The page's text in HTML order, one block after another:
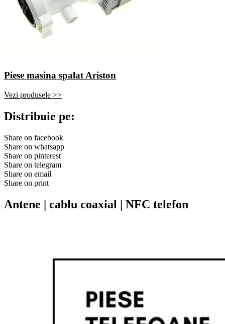
Piese masina spalat Ariston
Vezi produsele >>
Distribuie pe:
Share on facebook
Share on whatsapp
Share on pinterest
Share on telegram
Share on email
Share on print
Antene | cablu coaxial | NFC telefon